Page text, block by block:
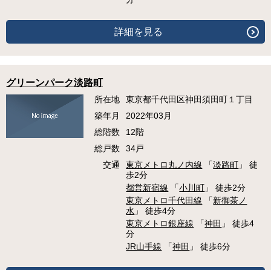
詳細を見る
グリーンパーク淡路町
所在地
東京都千代田区神田須田町１丁目
築年月
2022年03月
総階数
12階
総戸数
34戸
交通
東京メトロ丸ノ内線 「淡路町 」 徒
歩2分
都営新宿線 「小川町 」 徒歩2分
東京メトロ千代田線 「新御茶ノ
水 」 徒歩4分
東京メトロ銀座線 「神田 」 徒歩4
分
JR山手線 「神田 」 徒歩6分